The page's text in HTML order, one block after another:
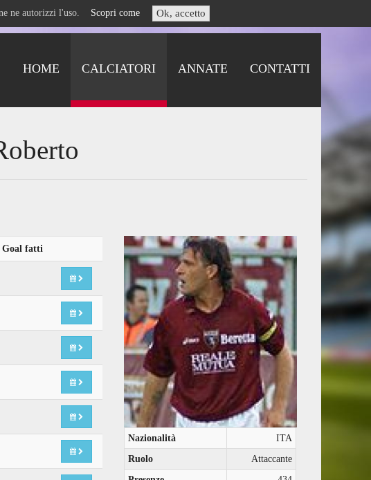
ne autorizzi l'uso. Scopri come Ok, accetto
HOME CALCIATORI ANNATE CONTATTI
Goal fatti
Nazionalità
ITA
Ruolo
Attaccante